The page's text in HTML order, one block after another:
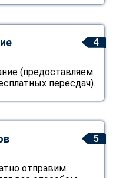
4
(предоставляем
пересдач).
5
отправим